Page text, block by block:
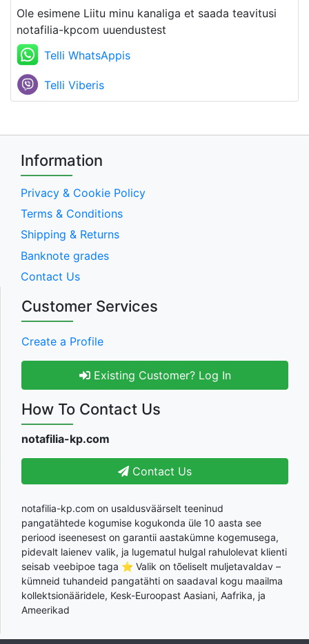
Ole esimene Liitu minu kanaliga et saada teavitusi
notafilia-kpcom uuendustest
Telli WhatsAppis
Telli Viberis
Information
Privacy & Cookie Policy
Terms & Conditions
Shipping & Returns
Banknote grades
Contact Us
Customer Services
Create a Profile
Existing Customer? Log In
How To Contact Us
notafilia-kp.com
Contact Us
notafilia-kp.com on usaldusväärselt teeninud
pangatähtede kogumise kogukonda üle 10 aasta see
periood iseenesest on garantii aastakümne kogemusega,
pidevalt laienev valik, ja lugematul hulgal rahulolevat klienti
seisab veebipoe taga ⭐ Valik on tõeliselt muljetavaldav –
kümneid tuhandeid pangatähti on saadaval kogu maailma
kollektsionääridele, Kesk-Euroopast Aasiani, Aafrika, ja
Ameerikad